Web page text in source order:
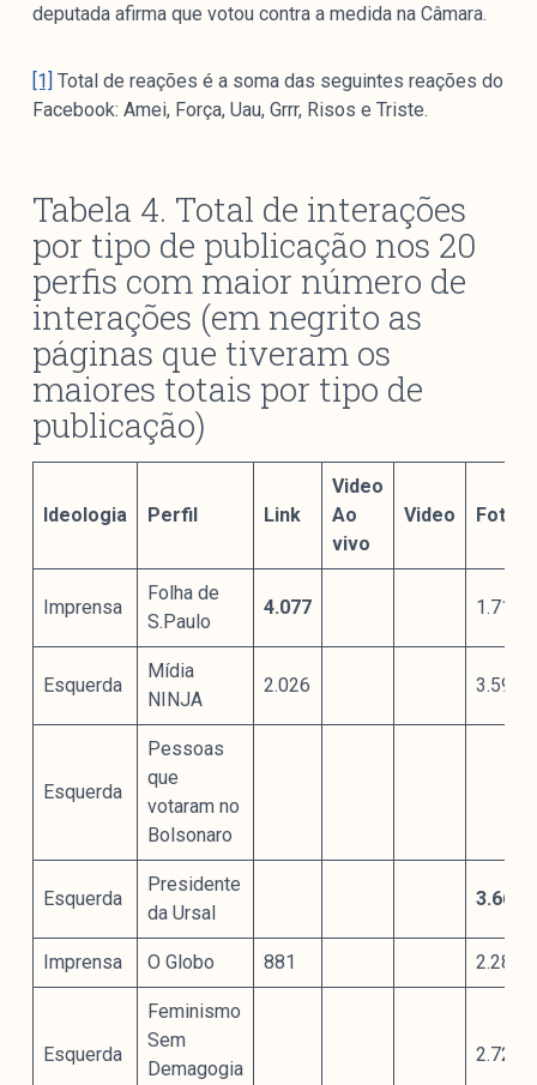
deputada afirma que votou contra a medida na Câmara.
[1] Total de reações é a soma das seguintes reações do
Facebook: Amei, Força, Uau, Grrr, Risos e Triste.
Tabela 4. Total de interações
por tipo de publicação nos 20
perfis com maior número de
interações (em negrito as
páginas que tiveram os
maiores totais por tipo de
publicação)
Ideologia Perfil Link
Video
Ao
vivo
Video Foto
Imprensa
Folha de
S.Paulo
4.077 1.715
Esquerda
Mídia
NINJA
2.026 3.595
Esquerda
Pessoas
que
votaram no
Bolsonaro
Esquerda
Presidente
da Ursal
3.660
Imprensa O Globo 881 2.287
Esquerda
Feminismo
Sem
Demagogia
2.721